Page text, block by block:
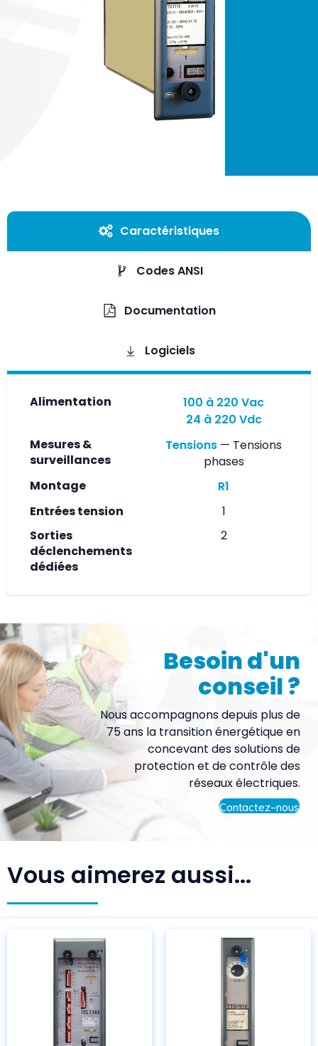
Caractéristiques
Codes ANSI
Documentation
Logiciels
Alimentation
100 à 220 Vac
24 à 220 Vdc
Mesures &
surveillances
Tensions — Tensions
phases
Montage
R1
Entrées tension
1
Sorties
déclenchements
dédiées
2
Besoin d'un
conseil ?
Nous accompagnons depuis plus de
75 ans la transition énergétique en
concevant des solutions de
protection et de contrôle des
réseaux électriques.
Contactez-nous
Vous aimerez aussi...